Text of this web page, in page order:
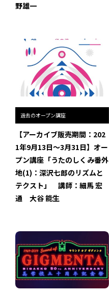
野雄一
過去のオープン講座
【アーカイブ販売期間：202
1年9月13日〜3月31日】オー
プン講座「うたのしくみ番外
地(1)：深沢七郎のリズムと
テクスト」 講師：細馬 宏
通 大谷 能生